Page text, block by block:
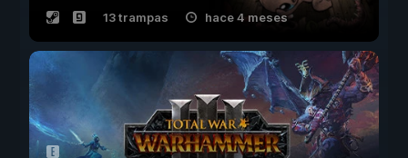
13 trampas hace 4 meses